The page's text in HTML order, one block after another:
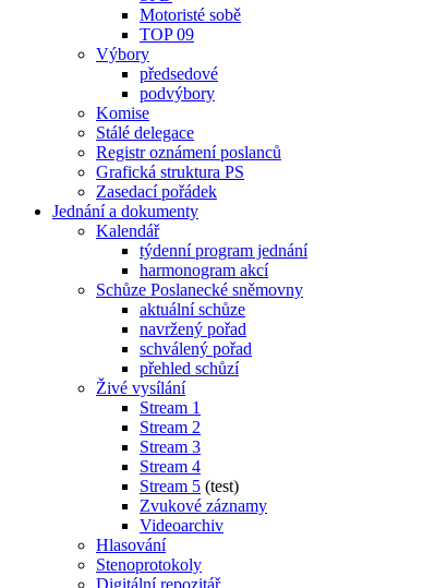
Motoristé sobě
TOP 09
Výbory
předsedové
podvýbory
Komise
Stálé delegace
Registr oznámení poslanců
Grafická struktura PS
Zasedací pořádek
Jednání a dokumenty
Kalendář
týdenní program jednání
harmonogram akcí
Schůze Poslanecké sněmovny
aktuální schůze
navržený pořad
schválený pořad
přehled schůzí
Živé vysílání
Stream 1
Stream 2
Stream 3
Stream 4
Stream 5 (test)
Zvukové záznamy
Videoarchiv
Hlasování
Stenoprotokoly
Digitální repozitář